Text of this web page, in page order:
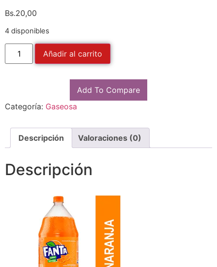
Bs.20,00
4 disponibles
Añadir al carrito
Add To Compare
Categoría: Gaseosa
Descripción Valoraciones (0)
Descripción